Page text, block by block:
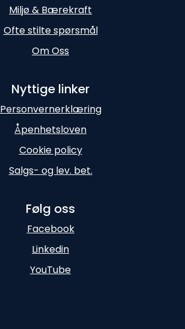
Miljø & Bærekraft
Ofte stilte spørsmål
Om Oss
Nyttige linker
Personvernerklæring
Åpenhetsloven
Cookie policy
Salgs- og lev. bet.
Følg oss
Facebook
Linkedin
YouTube